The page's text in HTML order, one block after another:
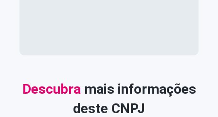
Descubramais informações
deste CNPJ